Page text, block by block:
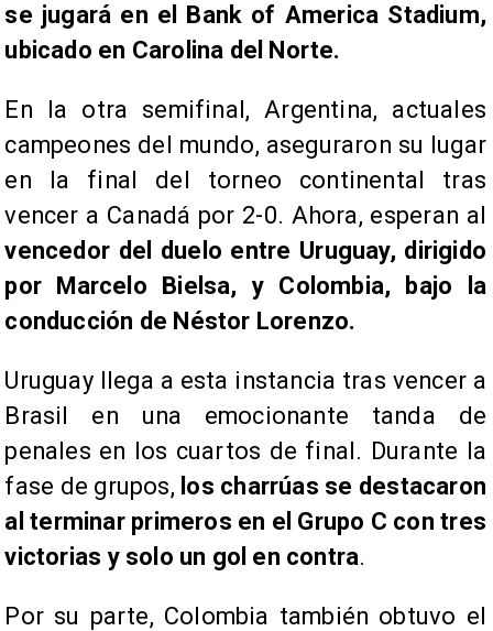
se jugará en el Bank of America Stadium,
ubicado en Carolina del Norte.
En la otra semifinal, Argentina, actuales
campeones del mundo, aseguraron su lugar
en la final del torneo continental tras
vencer a Canadá por 2-0. Ahora, esperan al
vencedor del duelo entre Uruguay, dirigido
por Marcelo Bielsa, y Colombia, bajo la
conducción de Néstor Lorenzo.
Uruguay llega a esta instancia tras vencer a
Brasil en una emocionante tanda de
penales en los cuartos de final. Durante la
fase de grupos, los charrúas se destacaron
al terminar primeros en el Grupo C con tres
victorias y solo un gol en contra.
Por su parte, Colombia también obtuvo el